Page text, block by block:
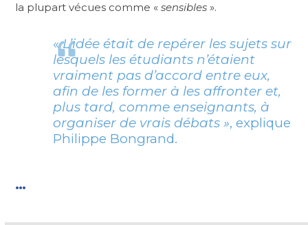
la plupart vécues comme «sensibles ».
«L’idée était de repérer les sujets sur
lesquels les étudiants n’étaient
vraiment pas d’accord entre eux,
afin de les former à les affronter et,
plus tard, comme enseignants, à
organiser de vrais débats », explique
Philippe Bongrand.
…